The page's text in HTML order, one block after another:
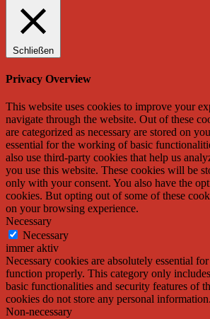
Schließen
Privacy Overview
This website uses cookies to improve your
navigate through the website. Out of these
are categorized as necessary are stored on
essential for the working of basic
also use third-party cookies that help us
you use this website. These cookies will be
only with your consent. You also have the
cookies. But opting out of some of these
on your browsing experience.
Necessary
Necessary
immer aktiv
Necessary cookies are absolutely essential
function properly. This category only
basic functionalities and security features of
cookies do not store any personal information.
Non-necessary